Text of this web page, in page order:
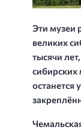
Эти музеи
великих
тысячи
сибирских
останется